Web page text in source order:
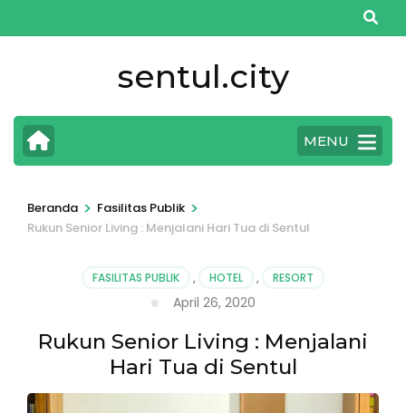
ke
Enter)
sentul.city
MENU
Beranda > Fasilitas Publik >
Rukun Senior Living : Menjalani Hari Tua di Sentul
FASILITAS PUBLIK , HOTEL , RESORT
April 26, 2020
Rukun Senior Living : Menjalani
Hari Tua di Sentul